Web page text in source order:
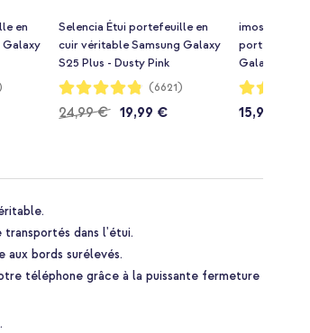
en
Galaxy
Selencia Étui portefeuille en
cuir véritable Samsung Galaxy
S25 Plus - Dusty Pink
Notation:
96%
(6621)
24,99 € 19,99 €
imoshion
portefeuille
Galaxy S25
Notation:
94%
15,99 €
dans l'étui.
bords surélevés.
téléphone grâce à la puissante fermeture